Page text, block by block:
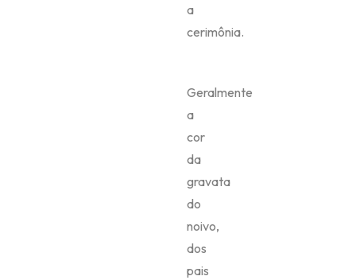
a
cerimônia.
Geralmente
a
cor
da
gravata
do
noivo,
dos
pais